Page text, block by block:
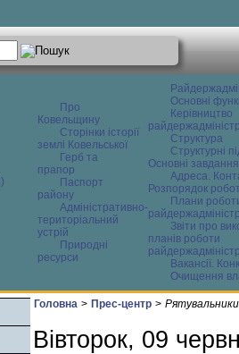
Про
Ковельщину
Сторінки історії
землі Ковельської
Герб та
прапор
Паспорт
району
Адміністративно-
територіальний
устрій
Природні
ресурси
Основні
Керівництво
Структура
Структурні
Основні завдання
Адреса.
Розпорядок
Плани
Звіти про
планів роботи
Вакансії.
Очищення
Головна > Прес-центр > Рятувальники
Вівторок, 09